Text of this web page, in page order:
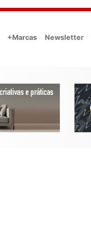
+Marcas Newsletter